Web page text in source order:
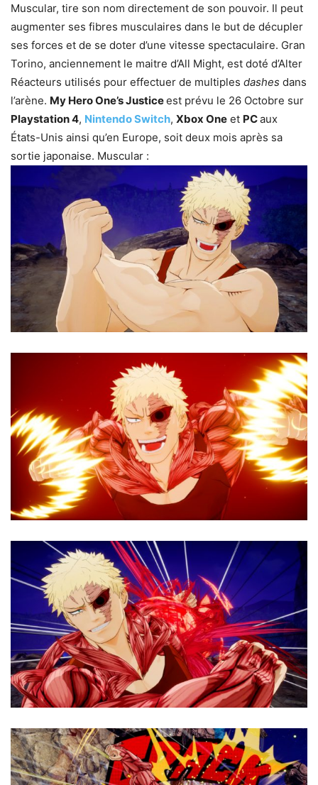
Muscular, tire son nom directement de son pouvoir. Il peut
augmenter ses fibres musculaires dans le but de décupler
ses forces et de se doter d’une vitesse spectaculaire. Gran
Torino, anciennement le maitre d’All Might, est doté d’Alter
Réacteurs utilisés pour effectuer de multiples dashes dans
l’arène. My Hero One’s Justiceest prévu le 26 Octobre sur
Playstation 4, Nintendo Switch, Xbox One et PCaux
États-Unis ainsi qu’en Europe, soit deux mois après sa
sortie japonaise. Muscular :